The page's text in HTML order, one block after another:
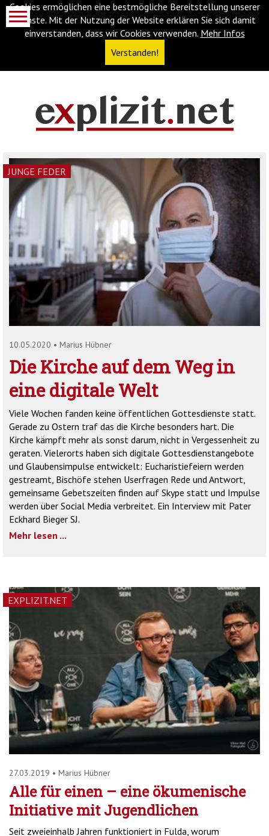
Cookies ermöglichen eine bestmögliche Bereitstellung unserer
Dienste. Mit der Nutzung der Website erklären Sie sich damit
einverstanden, dass wir Cookies verwenden. Mehr Infos
Verstanden!
(Accesskey
'1')Zur
Navigation
springen
(Accesskey
'3') Zur
Suche
springen
(Accesskey
'2')
JUNGE FEDER
10.05.2020 • Marius Hübner
Die Kirche auf dem Weg in
eine digitale Welt
Viele Wochen fanden keine öffentlichen Gottesdienste statt.
Gerade zu Ostern traf das die Kirche besonders hart. Die
Kirche kämpft mehr als sonst darum, nicht in Vergessenheit zu
geraten. Vielerorts haben sich digitale Gottesdienstangebote
und Glaubensimpulse entwickelt: Eucharistiefeiern werden
gestreamt, Bischöfe stehen Userfragen Rede und Antwort,
gemeinsame Gebetszeiten finden auf Skype statt und Impulse
werden über Social Media verbreitet. Ein Interview mit Pater
Eckhard Bieger SJ.
Mehr lesen ...
EXPLIZIT.NET
27.03.2019 • Marius Hübner
Alle für einen – eine ökumenische
Initiative mit Jugendlichen
Seit zweieinhalb Jahren funktioniert in Fulda, worum